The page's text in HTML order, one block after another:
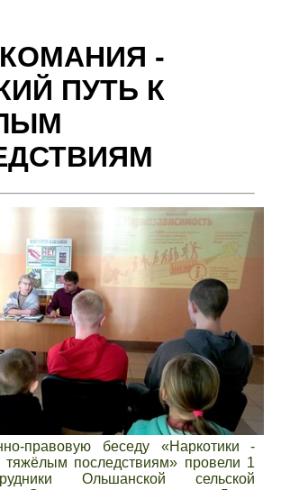
-
ПУТЬ К
правовую беседу «Наркотики -
тяжёлым последствиям» провели 1
Ольшанской сельской